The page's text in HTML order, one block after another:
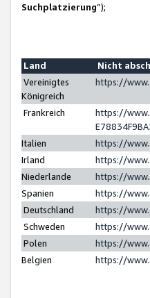
Suchplatzierung”);
Land
Nicht
Vereinigtes
Königreich
https://
Frankreich
https://
Italien
https://
Irland
https://
Niederlande
https://
Spanien
https://
Deutschland
https://
Schweden
https://
Polen
https://
Belgien
https://